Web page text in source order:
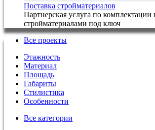
Поставка стройматериалов
Партнерская услуга по комплектации
стройматериалами под ключ
Все проекты
Этажность
Материал
Площадь
Габариты
Стилистика
Особенности
Все категории